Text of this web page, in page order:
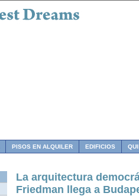
PISOS EN ALQUILER EDIFICIOS
La arquitectura
Friedman llega a